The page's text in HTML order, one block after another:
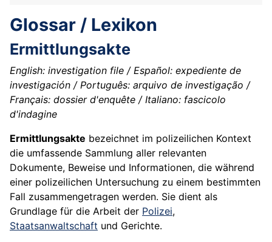
Glossar / Lexikon
Ermittlungsakte
English: investigation file / Español: expediente de
investigación / Português: arquivo de investigação /
Français: dossier d'enquête / Italiano: fascicolo
d'indagine
Ermittlungsakte bezeichnet im polizeilichen Kontext
die umfassende Sammlung aller relevanten
Dokumente, Beweise und Informationen, die während
einer polizeilichen Untersuchung zu einem bestimmten
Fall zusammengetragen werden. Sie dient als
Grundlage für die Arbeit der Polizei,
Staatsanwaltschaft und Gerichte.